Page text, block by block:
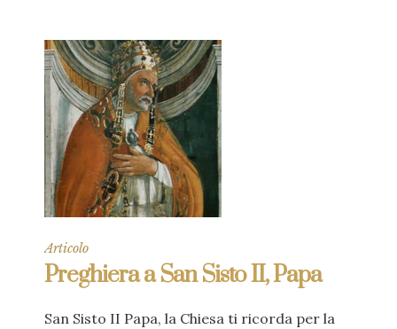
Articolo
Preghiera a San Sisto II, Papa
San Sisto II Papa, la Chiesa ti ricorda per la